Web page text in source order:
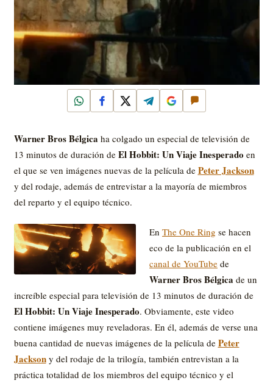
WhatsAppFacebook
X TelegramGoogleComentar
Warner Bros Bélgica ha colgado un especial de televisión de
13 minutos de duración de El Hobbit: Un Viaje Inesperado en
el que se ven imágenes nuevas de la película de Peter Jackson
y del rodaje, además de entrevistar a la mayoría de miembros
del reparto y el equipo técnico.
En The One Ring se hacen
eco de la publicación en el
canal de YouTube de
Warner Bros Bélgica de un
increíble especial para televisión de 13 minutos de duración de
El Hobbit: Un Viaje Inesperado. Obviamente, este video
contiene imágenes muy reveladoras. En él, además de verse una
buena cantidad de nuevas imágenes de la película de Peter
Jacksony del rodaje de la trilogía, también entrevistan a la
práctica totalidad de los miembros del equipo técnico y el